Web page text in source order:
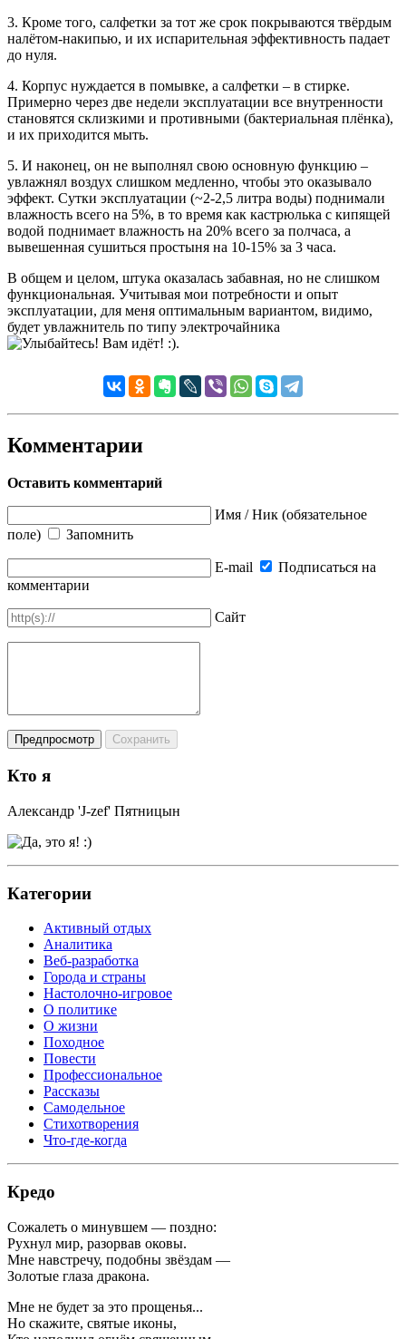
3. Кроме того, салфетки за тот же срок покрываются твёрдым
налётом-накипью, и их испарительная эффективность падает
до нуля.
4. Корпус нуждается в помывке, а салфетки – в стирке.
Примерно через две недели эксплуатации все внутренности
становятся склизкими и противными (бактериальная плёнка),
и их приходится мыть.
5. И наконец, он не выполнял свою основную функцию –
увлажнял воздух слишком медленно, чтобы это оказывало
эффект. Сутки эксплуатации (~2-2,5 литра воды) поднимали
влажность всего на 5%, в то время как кастрюлька с кипящей
водой поднимает влажность на 20% всего за полчаса, а
вывешенная сушиться простыня на 10-15% за 3 часа.
В общем и целом, штука оказалась забавная, но не слишком
функциональная. Учитывая мои потребности и опыт
эксплуатации, для меня оптимальным вариантом, видимо,
будет увлажнитель по типу электрочайника
.
Комментарии
Оставить комментарий
Имя / Ник (обязательное
поле)
Запомнить
E-mail
Подписаться на
комментарии
Сайт
Кто я
Александр 'J-zef' Пятницын
Категории
Активный отдых
Аналитика
Веб-разработка
Города и страны
Настолочно-игровое
О политике
О жизни
Походное
Повести
Профессиональное
Рассказы
Самодельное
Стихотворения
Что-где-когда
Кредо
Сожалеть о минувшем — поздно:
Рухнул мир, разорвав оковы.
Мне навстречу, подобны звёздам —
Золотые глаза дракона.
Мне не будет за это прощенья...
Но скажите, святые иконы,